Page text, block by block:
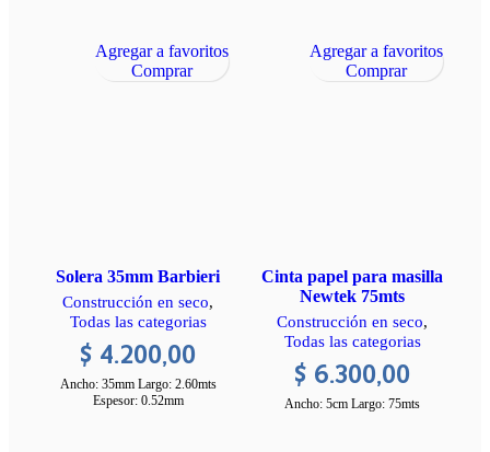
Solera 35mm Barbieri
Construcción en seco,
Todas las categorias
$ 4.200,00
Ancho: 35mm Largo: 2.60mts
Espesor: 0.52mm
Agregar a favoritos
Comprar
Cinta papel para masilla
Newtek 75mts
Construcción en seco,
Todas las categorias
$ 6.300,00
Ancho: 5cm Largo: 75mts
Agregar a favoritos
Comprar